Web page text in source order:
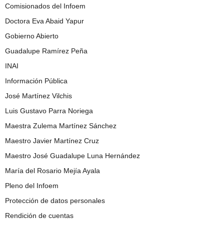
Comisionados del Infoem
Doctora Eva Abaid Yapur
Gobierno Abierto
Guadalupe Ramírez Peña
INAI
Información Pública
José Martínez Vilchis
Luis Gustavo Parra Noriega
Maestra Zulema Martínez Sánchez
Maestro Javier Martínez Cruz
Maestro José Guadalupe Luna Hernández
María del Rosario Mejía Ayala
Pleno del Infoem
Protección de datos personales
Rendición de cuentas